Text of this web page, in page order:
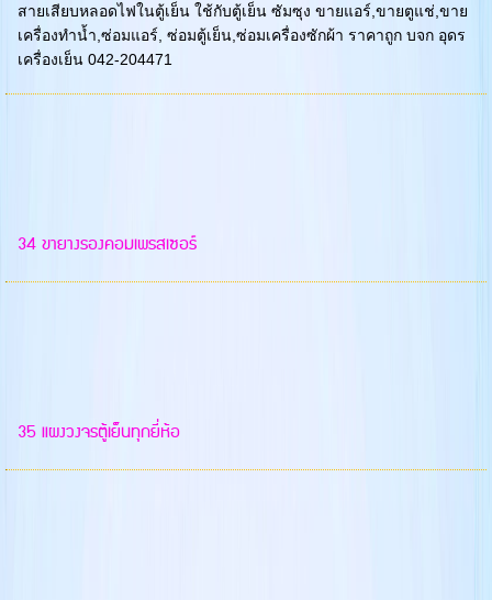
สายเสียบหลอดไฟในตู้เย็น ใช้กับตู้เย็น ซัมซุง ขายแอร์,ขายตูแช่,ขาย
เครื่องทำน้ำ,ซ่อมแอร์, ซ่อมตู้เย็น,ซ่อมเครื่องซักผ้า ราคาถูก บจก อุดร
เครื่องเย็น 042-204471
34 ขายางรองคอมเพรสเซอร์
35 แผงวงจรตู้เย็นทุกยี่ห้อ